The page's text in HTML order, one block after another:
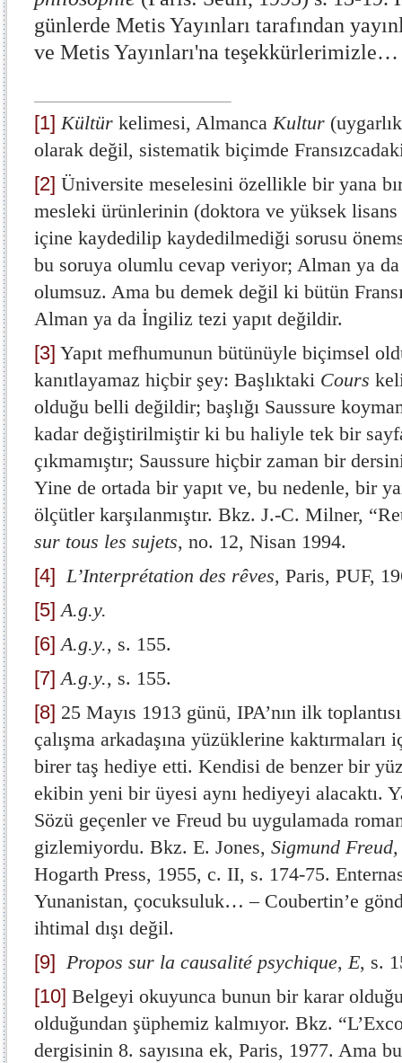
günlerde Metis Yayınları tarafından
ve Metis Yayınları'na teşekkürlerimizle…
[1] Kültür kelimesi, AlmancaKultur
olarak değil, sistematik biçimde
[2] Üniversite meselesini özellikle bir yana
mesleki ürünlerinin (doktora ve yüksek
içine kaydedilip kaydedilmediği sorusu
bu soruya olumlu cevap veriyor; Alman ya
olumsuz. Ama bu demek değil ki bütün
Alman ya da İngiliz tezi yapıt değildir.
[3] Yapıt mefhumunun bütünüyle biçimsel
kanıtlayamaz hiçbir şey: Başlıktaki Cours
olduğu belli değildir; başlığı Saussure
kadar değiştirilmiştir ki bu haliyle tek bir
çıkmamıştır; Saussure hiçbir zaman bir
Yine de ortada bir yapıt ve, bu nedenle, bir
ölçütler karşılanmıştır. Bkz. J.-C. Milner,
sur tous les sujets, no. 12, Nisan 1994.
[4] L’Interprétation des rêves, Paris, PUF,
[5] A.g.y.
[6] A.g.y., s. 155.
[7] A.g.y., s. 155.
[8] 25 Mayıs 1913 günü, IPA’nın ilk
çalışma arkadaşına yüzüklerine
birer taş hediye etti. Kendisi de benzer bir
ekibin yeni bir üyesi aynı hediyeyi alacaktı.
Sözü geçenler ve Freud bu uygulamada
gizlemiyordu. Bkz. E. Jones, Sigmund
Hogarth Press, 1955, c. II, s. 174-75.
Yunanistan, çocuksuluk… – Coubertin’e
ihtimal dışı değil.
[9] Propos sur la causalité psychique,E, s.
[10] Belgeyi okuyunca bunun bir karar
olduğundan şüphemiz kalmıyor. Bkz.
dergisinin 8. sayısına ek, Paris, 1977. Ama